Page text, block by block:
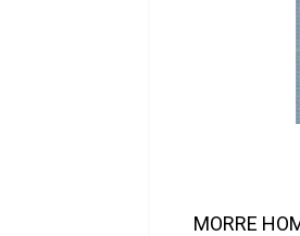
MORRE